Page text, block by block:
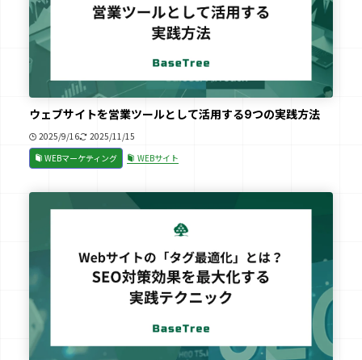
ウェブサイトを営業ツールとして活用する9つの実践方法
2025/9/16
2025/11/15
WEBマーケティング
WEBサイト